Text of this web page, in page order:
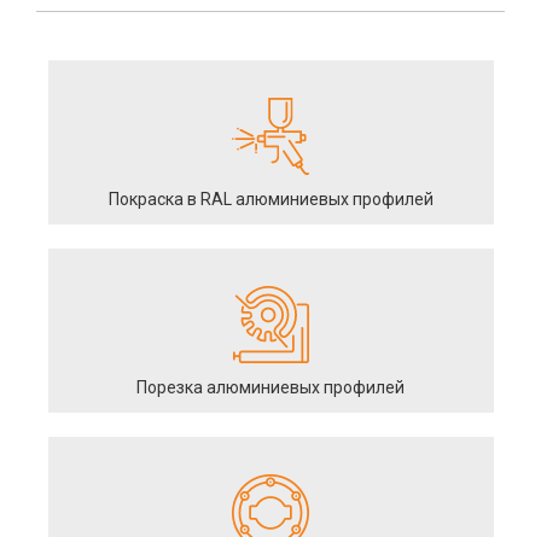
Покраска в RAL алюминиевых профилей
Порезка алюминиевых профилей